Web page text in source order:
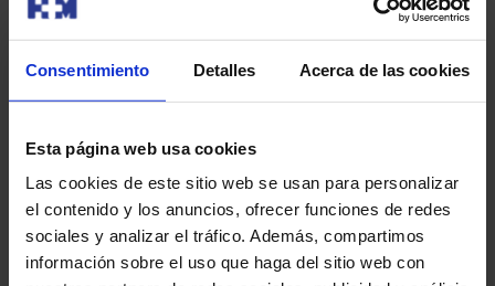
Consentimiento Detalles Acerca de las cookies
Esta página web usa cookies
Las cookies de este sitio web se usan para personalizar
el contenido y los anuncios, ofrecer funciones de redes
sociales y analizar el tráfico. Además, compartimos
información sobre el uso que haga del sitio web con
El Dr. Emilio Vicente recibe el Premio
Corazón Solidario
El Dr. Emilio Vicente, especialista en Cirugía General y del